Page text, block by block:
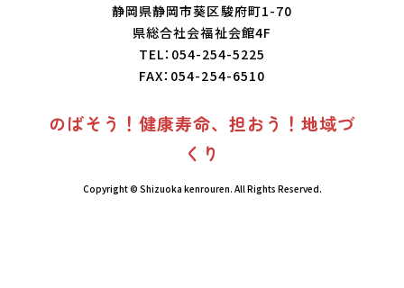
静岡県静岡市葵区駿府町1-70
県総合社会福祉会館4F
TEL：054-254-5225
FAX：054-254-6510
のばそう！健康寿命、担おう！地域づ
くり
Copyright © Shizuoka kenrouren. All Rights Reserved.